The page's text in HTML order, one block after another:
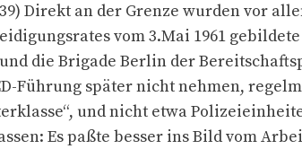
Direkt an der Grenze wurden vor
vom 3.Mai 1961
die Brigade Berlin der
Führung später nicht nehmen,
und nicht etwa
Es paßte besser ins Bild vom